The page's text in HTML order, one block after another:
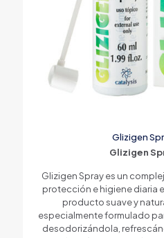
Glizigen
Glizigen
Glizigen Spray es un
protección e higiene diaria
producto suave y
especialmente formulado
desodorizándola,